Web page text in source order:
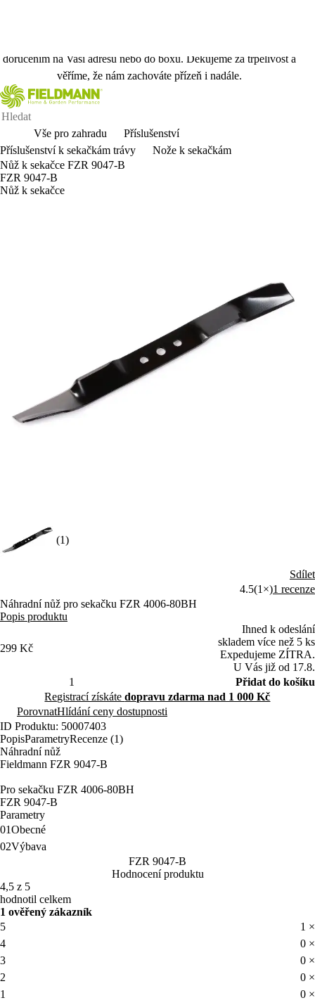
doručením na Vaši adresu nebo do boxu. Děkujeme za trpělivost a
věříme, že nám zachováte přízeň i nadále.
Vše pro zahradu
Příslušenství
Příslušenství k sekačkám trávy
Nože k sekačkám
Nůž k sekačce FZR 9047-B
FZR 9047-B
Nůž k sekačce
(1)
Sdílet
4.5(1×)1 recenze
Náhradní nůž pro sekačku FZR 4006-80BH
Popis produktu
299 Kč
Ihned k odeslání
skladem více než 5 ks
Expedujeme ZÍTRA.
U Vás již od 17.8.
Přidat do košíku
Registrací získátedopravu zdarma nad 1 000 Kč
PorovnatHlídání ceny dostupnosti
ID Produktu: 50007403
PopisParametryRecenze (1)
Náhradní nůž
Fieldmann FZR 9047-B
Pro sekačku FZR 4006-80BH
FZR 9047-B
Parametry
01Obecné
02Výbava
FZR 9047-B
Hodnocení produktu
4,5 z 5
hodnotil celkem
1 ověřený zákazník
5
1 ×
4
0 ×
3
0 ×
2
0 ×
1
0 ×